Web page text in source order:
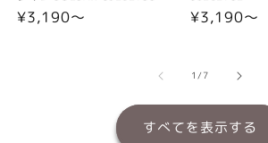
通
¥3,190〜
通
格
¥3,190〜
1/の
7
すべてを表示する